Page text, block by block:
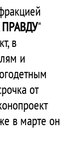
"
в
и
от
в марте он